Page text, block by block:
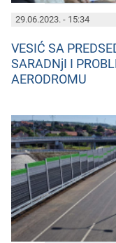
29.06.2023. - 15:34
VESIĆ SA
SARADNjI I
AERODROMU